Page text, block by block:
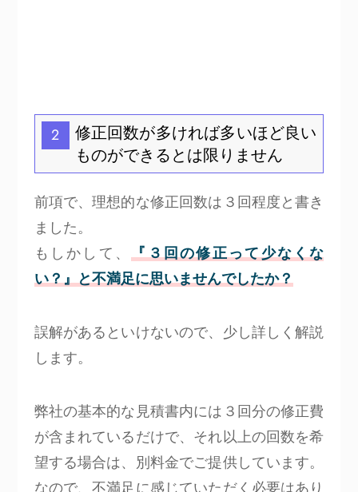
2
修正回数が多ければ多いほど良い
ものができるとは限りません
前項で、理想的な修正回数は３回程度と書き
ました。
もしかして、
『３回の修正って少なくな
い？』と不満足に思いませんでしたか？
誤解があるといけないので、少し詳しく解説
します。
弊社の基本的な見積書内には３回分の修正費
が含まれているだけで、それ以上の回数を希
望する場合は、別料金でご提供しています。
なので、不満足に感じていただく必要はあり